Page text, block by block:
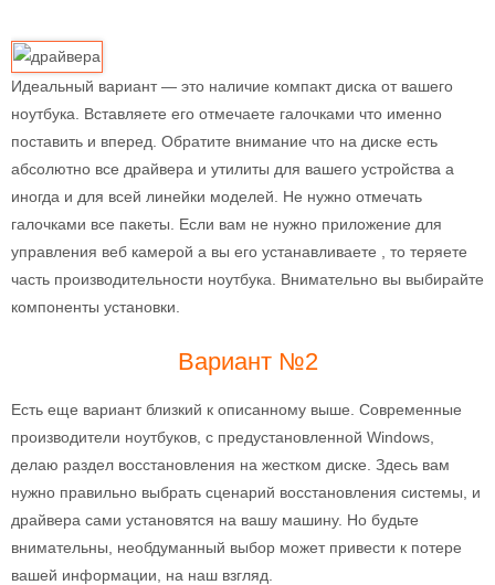
Идеальный вариант — это наличие компакт диска от вашего
ноутбука. Вставляете его отмечаете галочками что именно
поставить и вперед. Обратите внимание что на диске есть
абсолютно все драйвера и утилиты для вашего устройства а
иногда и для всей линейки моделей. Не нужно отмечать
галочками все пакеты. Если вам не нужно приложение для
управления веб камерой а вы его устанавливаете , то теряете
часть производительности ноутбука. Внимательно вы выбирайте
компоненты установки.
Вариант №2
Есть еще вариант близкий к описанному выше. Современные
производители ноутбуков, с предустановленной Windows,
делаю раздел восстановления на жестком диске. Здесь вам
нужно правильно выбрать сценарий восстановления системы, и
драйвера сами установятся на вашу машину. Но будьте
внимательны, необдуманный выбор может привести к потере
вашей информации, на наш взгляд.